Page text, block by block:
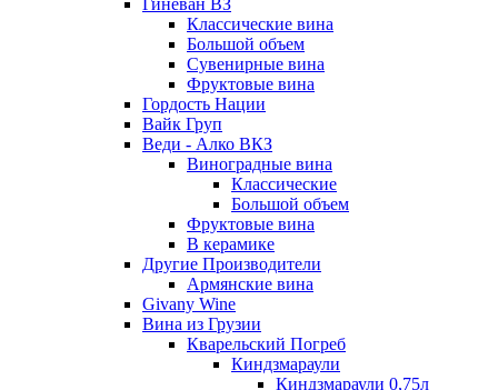
Гиневан ВЗ
Классические вина
Большой объем
Сувенирные вина
Фруктовые вина
Гордость Нации
Вайк Груп
Веди - Алко ВКЗ
Виноградные вина
Классические
Большой объем
Фруктовые вина
В керамике
Другие Производители
Армянские вина
Givany Wine
Вина из Грузии
Кварельский Погреб
Киндзмараули
Киндзмараули 0,75л